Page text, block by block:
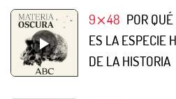
9⨯48 POR
ES LA ESPECIE
DE LA HISTORIA